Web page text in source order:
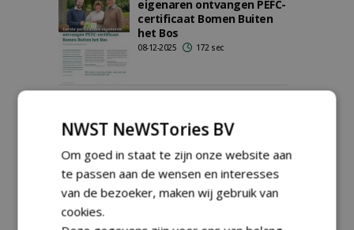
eigenaren ontvangen PEFC-
certificaat Bomen Buiten
het Bos
08-12-2025 172 sec
gemeenten voor certificaat
bomen buiten het bos
09-10-2025 126 sec
NWST NeWSTories BV
Om goed in staat te zijn onze website aan
te passen aan de wensen en interesses
van de bezoeker, maken wij gebruik van
cookies.